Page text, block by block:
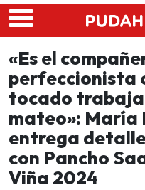
Skip to main content
«Es el
perfeccionista
tocado
mateo»: María
entrega
con Pancho
Viña 2024